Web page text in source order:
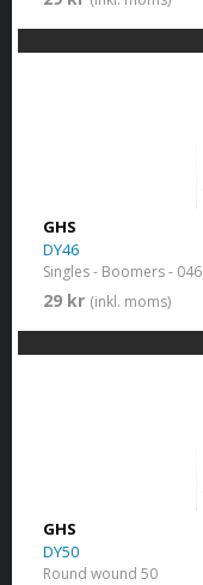
GHS
DY46
Singles - Boomers - 046
29 kr (inkl. moms)
GHS
DY50
Round wound 50